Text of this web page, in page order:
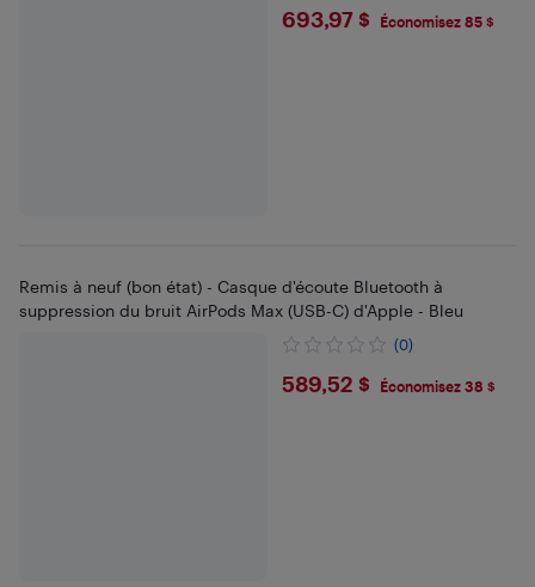
$693.97
693,97 $ Économisez 85 $
Remis à neuf (bon état) - Casque d'écoute Bluetooth à
suppression du bruit AirPods Max (USB-C) d'Apple - Bleu
(0)
$589.52
589,52 $ Économisez 38 $